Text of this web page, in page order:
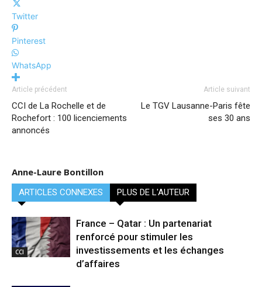
Twitter
Pinterest
WhatsApp
Article précédent
CCI de La Rochelle et de
Rochefort : 100 licenciements
annoncés
Article suivant
Le TGV Lausanne-Paris fête
ses 30 ans
Anne-Laure Bontillon
ARTICLES CONNEXES PLUS DE L'AUTEUR
CCI
France – Qatar : Un partenariat
renforcé pour stimuler les
investissements et les échanges
d’affaires